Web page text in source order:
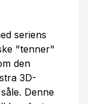
seriens
"tenner"
den
3D-
Denne